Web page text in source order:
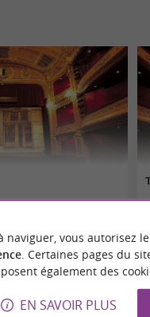
naviguer, vous autorisez
. Certaines pages du
également des
EN SAVOIR PLUS